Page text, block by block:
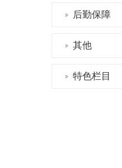
后勤保障
其他
特色栏目